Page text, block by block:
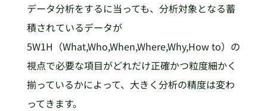
データ分析をするに当っても、分析対象となる蓄
積されているデータが
5W1H（What,Who,When,Where,Why,How to）の
視点で必要な項目がどれだけ正確かつ粒度細かく
揃っているかによって、大きく分析の精度は変わ
ってきます。